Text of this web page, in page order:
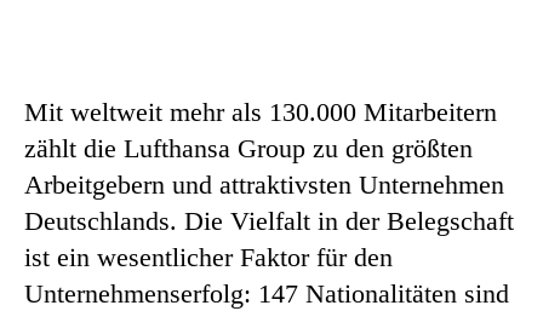
Mit weltweit mehr als 130.000 Mitarbeitern
zählt die Lufthansa Group zu den größten
Arbeitgebern und attraktivsten Unternehmen
Deutschlands. Die Vielfalt in der Belegschaft
ist ein wesentlicher Faktor für den
Unternehmenserfolg: 147 Nationalitäten sind